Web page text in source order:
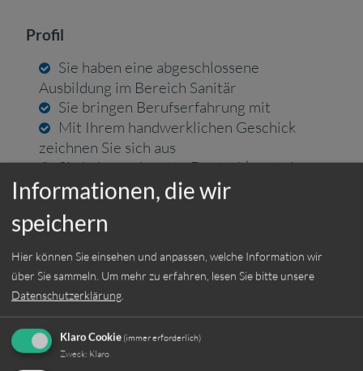
Profil
Sie haben eine abgeschlossene
Ausbildung im Bereich Sanitär
Sie bringen Berufserfahrung mit
Mit Ihrem handwerklichen Geschick
zeichnen Sie sich aus
Sie haben sehr gute Deutschkenntnisse
Sie besitzen einen Führerschein der
Sie sind gewissenhaft und zuverlässig in
Einsatzort:München
Beschäftigungsart: Vollzeit
Informationen, die wir
speichern
Hier können Sie einsehen und anpassen, welche Information wir
über Sie sammeln. Um mehr zu erfahren, lesen Sie bitte unsere
Datenschutzerklärung.
Klaro Cookie (immer erforderlich)
Zweck: Klaro